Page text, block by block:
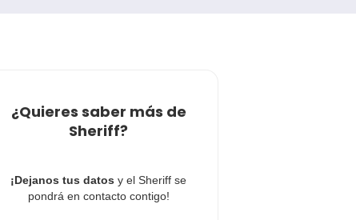
¿Quieres saber más de
Sheriff?
¡Dejanos tus datos y el Sheriff se
pondrá en contacto contigo!